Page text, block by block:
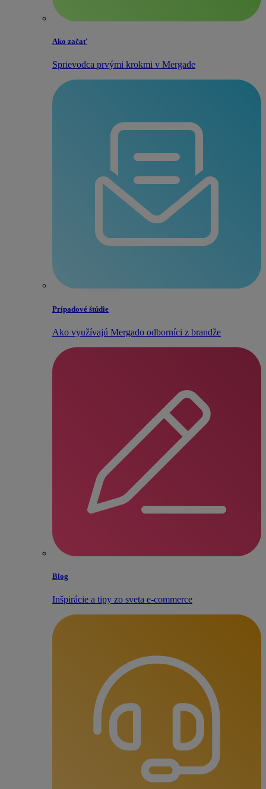
Ako začať
Sprievodca prvými krokmi v Mergade
Prípadové štúdie
Ako využívajú Mergado odborníci z brandže
Blog
Inšpirácie a tipy zo sveta e‑commerce